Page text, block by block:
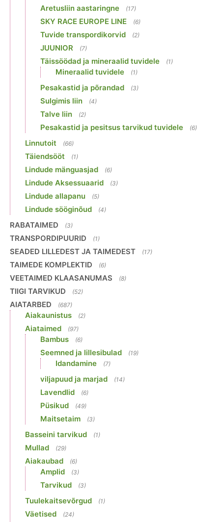
Aretusliin aastaringne (17)
SKY RACE EUROPE LINE (6)
Tuvide transpordikorvid (2)
JUUNIOR (7)
Täissöödad ja mineraalid tuvidele (1)
Mineraalid tuvidele (1)
Pesakastid ja põrandad (3)
Sulgimis liin (4)
Talve liin (2)
Pesakastid ja pesitsus tarvikud tuvidele (6)
Linnutoit (66)
Täiendsööt (1)
Lindude mänguasjad (6)
Lindude Aksessuaarid (3)
Lindude allapanu (5)
Lindude sööginõud (4)
RABATAIMED (3)
TRANSPORDIPUURID (1)
SEADED LILLEDEST JA TAIMEDEST (17)
TAIMEDE KOMPLEKTID (6)
VEETAIMED KLAASANUMAS (8)
TIIGI TARVIKUD (52)
AIATARBED (687)
Aiakaunistus (2)
Aiataimed (97)
Bambus (6)
Seemned ja lillesibulad (19)
Idandamine (7)
viljapuud ja marjad (14)
Lavendlid (6)
Püsikud (49)
Maitsetaim (3)
Basseini tarvikud (1)
Mullad (29)
Aiakaubad (6)
Amplid (3)
Tarvikud (3)
Tuulekaitsevõrgud (1)
Väetised (24)